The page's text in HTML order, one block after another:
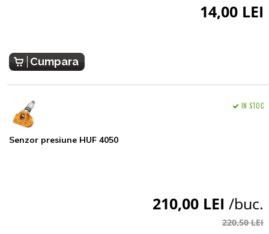
14,00 LEI
Cumpara
Senzor presiune HUF 4050
IN STOC
210,00 LEI /buc.
220,50 LEI